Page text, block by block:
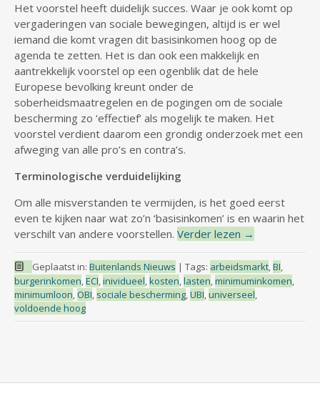
Het voorstel heeft duidelijk succes. Waar je ook komt op
vergaderingen van sociale bewegingen, altijd is er wel
iemand die komt vragen dit basisinkomen hoog op de
agenda te zetten. Het is dan ook een makkelijk en
aantrekkelijk voorstel op een ogenblik dat de hele
Europese bevolking kreunt onder de
soberheidsmaatregelen en de pogingen om de sociale
bescherming zo ‘effectief’ als mogelijk te maken. Het
voorstel verdient daarom een grondig onderzoek met een
afweging van alle pro’s en contra’s.
Terminologische verduidelijking
Om alle misverstanden te vermijden, is het goed eerst
even te kijken naar wat zo’n ‘basisinkomen’ is en waarin het
verschilt van andere voorstellen. Verder lezen →
Geplaatst in: Buitenlands Nieuws | Tags: arbeidsmarkt,BI,
burgerinkomen,ECI,inividueel,kosten,lasten,minimuminkomen,
minimumloon, OBI, sociale bescherming,UBI,universeel,
voldoende hoog